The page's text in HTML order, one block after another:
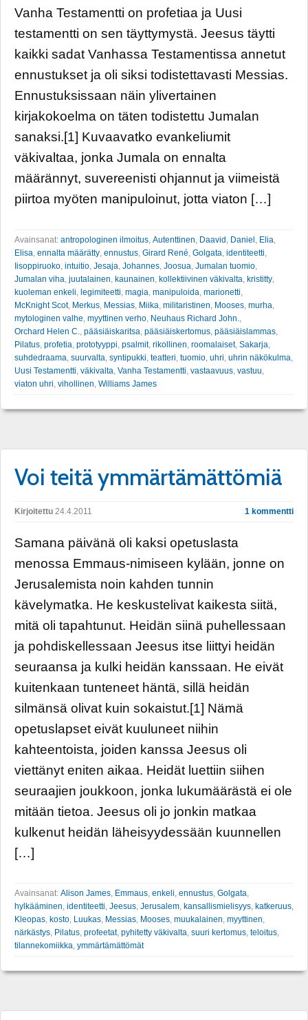
Vanha Testamentti on profetiaa ja Uusi
testamentti on sen täyttymystä. Jeesus täytti
kaikki sadat Vanhassa Testamentissa annetut
ennustukset ja oli siksi todistettavasti Messias.
Ennustuksissaan näin ylivertainen
kirjakokoelma on täten todistettu Jumalan
sanaksi.[1] Kuvaavatko evankeliumit
väkivaltaa, jonka Jumala on ennalta
määrännyt, suvereenisti ohjannut ja viimeistä
piirtoa myöten manipuloinut, jotta viaton […]
Avainsanat: antropologinen ilmoitus Autenttinen Daavid Daniel Elia
Elisa ennalta määrätty ennustus Girard René Golgata identiteetti
Iisoppiruoko intuitio Jesaja Johannes Joosua Jumalan tuomio
Jumalan viha juutalainen kaunainen kollektiivinen väkivalta kristitty
kuoleman enkeli legimiteetti magia manipuloida marionetti
McKnight Scot, Merkus Messias Miika militaristinen Mooses murha
mytologinen valhe myyttinen verho Neuhaus Richard John.
Orchard Helen C.
pääsiäiskaritsa pääsiäiskertomus pääsiäislammas
Pilatus profetia prototyyppi psalmit, rikollinen roomalaiset, Sakarja
suhdedraama suurvalta syntipukki teatteri tuomio uhri uhrin näkökulma
Uusi Testamentti väkivalta Vanha Testamentti vastaavuus vastuu
viaton uhri vihollinen Williams James
Voi teitä ymmärtämättömiä
Kirjoitettu 24.4.2011 1 kommentti
Samana päivänä oli kaksi opetuslasta
menossa Emmaus-nimiseen kylään, jonne on
Jerusalemista noin kahden tunnin
kävelymatka. He keskustelivat kaikesta siitä,
mitä oli tapahtunut. Heidän siinä puhellessaan
ja pohdiskellessaan Jeesus itse liittyi heidän
seuraansa ja kulki heidän kanssaan. He eivät
kuitenkaan tunteneet häntä, sillä heidän
silmänsä olivat kuin sokaistut.[1] Nämä
opetuslapset eivät kuuluneet niihin
kahteentoista, joiden kanssa Jeesus oli
viettänyt eniten aikaa. Heidät luettiin siihen
seuraajien joukkoon, jonka lukumäärästä ei ole
mitään tietoa. Jeesus oli jo jonkin matkaa
kulkenut heidän läheisyydessään kuunnellen
[…]
Avainsanat: Alison James, Emmaus, enkeli, ennustus, Golgata,
hylkääminen, identiteetti, Jeesus, Jerusalem, kansallismielisyys, katkeruus,
Kleopas, kosto, Luukas, Messias, Mooses, muukalainen, myyttinen,
närkästys, Pilatus, profeetat, pyhitetty väkivalta, suuri kertomus, teloitus,
tilannekomiikka, ymmärtämättömät